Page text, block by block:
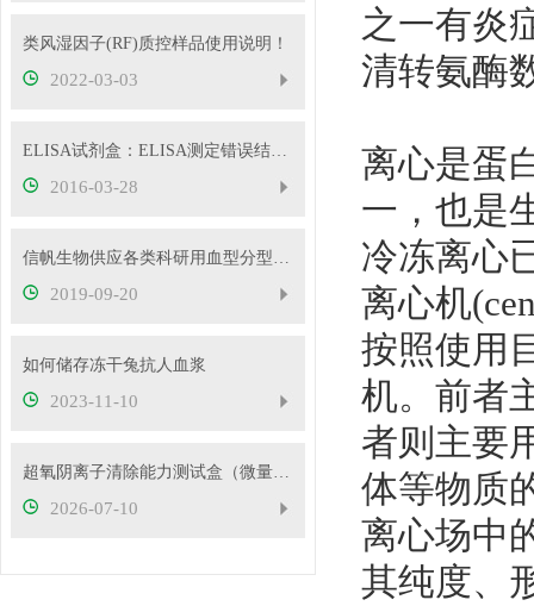
类风湿因子(RF)质控样品使用说明！
2022-03-03
ELISA试剂盒：ELISA测定错误结果的原因分析
2016-03-28
信帆生物供应各类科研用血型分型试剂，欢迎抢购
2019-09-20
如何储存冻干兔抗人血浆
2023-11-10
超氧阴离子清除能力测试盒（微量法）检测原理
2026-07-10
之一有炎
清转氨酶
离心是蛋
一，也是
冷冻离心
离心机
按照使用
机。前者
者则主要
体等物质
离心场中
其纯度、